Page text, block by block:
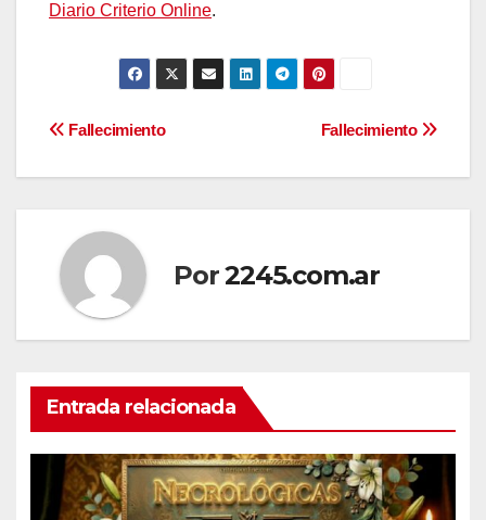
Diario Criterio Online.
Navegación
de
entradas
Fallecimiento
Fallecimiento
Por2245.com.ar
Entrada relacionada